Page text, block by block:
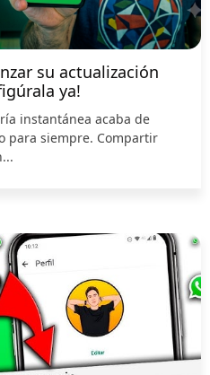
su actualización
ya!
instantánea acaba de
para siempre. Compartir